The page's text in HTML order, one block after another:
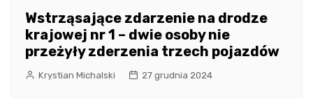
Wstrząsające zdarzenie na drodze
krajowej nr 1 – dwie osoby nie
przeżyły zderzenia trzech pojazdów
Krystian Michalski 27 grudnia 2024